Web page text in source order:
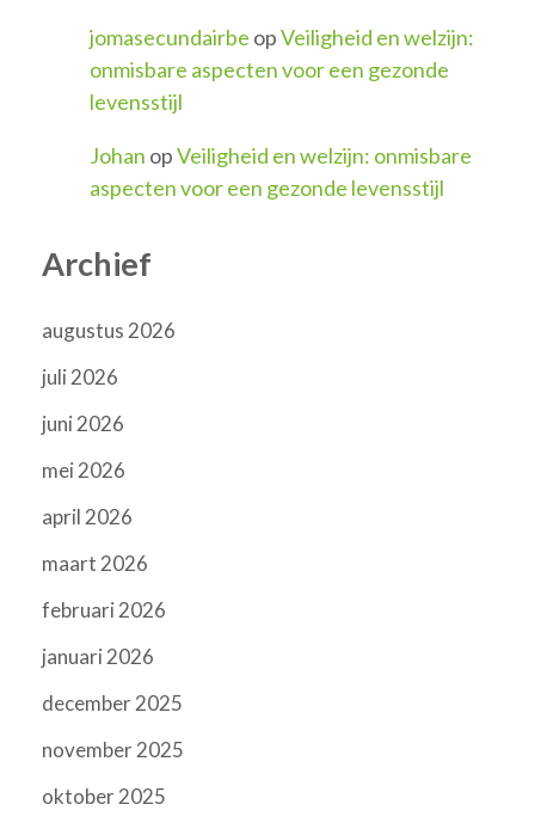
jomasecundairbe opVeiligheid en welzijn:
onmisbare aspecten voor een gezonde
levensstijl
Johan opVeiligheid en welzijn: onmisbare
aspecten voor een gezonde levensstijl
Archief
augustus 2026
juli 2026
juni 2026
mei 2026
april 2026
maart 2026
februari 2026
januari 2026
december 2025
november 2025
oktober 2025